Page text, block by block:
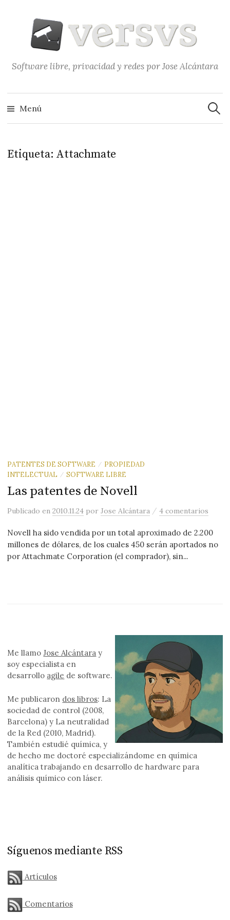
contenido
Software libre, privacidad y redes por Jose Alcántara
Menú
Etiqueta: Attachmate
PATENTES DE SOFTWARE / PROPIEDAD
INTELECTUAL
/ SOFTWARE LIBRE
Las patentes de Novell
Publicadoen2010.11.24 porJose Alcántara /4 comentarios
Novell ha sido vendida por un total aproximado de 2.200
millones de dólares, de los cuales 450 serán aportados no
por Attachmate Corporation (el comprador), sin...
Me llamoJose Alcántara y
soy especialista en
desarrollo agile de software.
Me publicaron dos libros: La
sociedad de control (2008,
Barcelona) y La neutralidad
de la Red (2010, Madrid).
También estudié química, y
de hecho me doctoré especializándome en química
analítica trabajando en desarrollo de hardware para
análisis químico con láser.
Síguenos mediante RSS
Artículos
Comentarios